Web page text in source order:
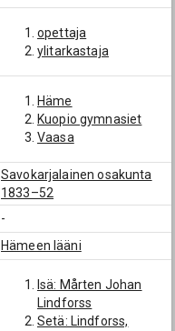
opettaja
ylitarkastaja
Häme
Kuopio gymnasiet
Vaasa
Savokarjalainen osakunta
1833–52
-
Hämeen lääni
Isä: Mårten Johan
Lindforss
Setä: Lindforss,